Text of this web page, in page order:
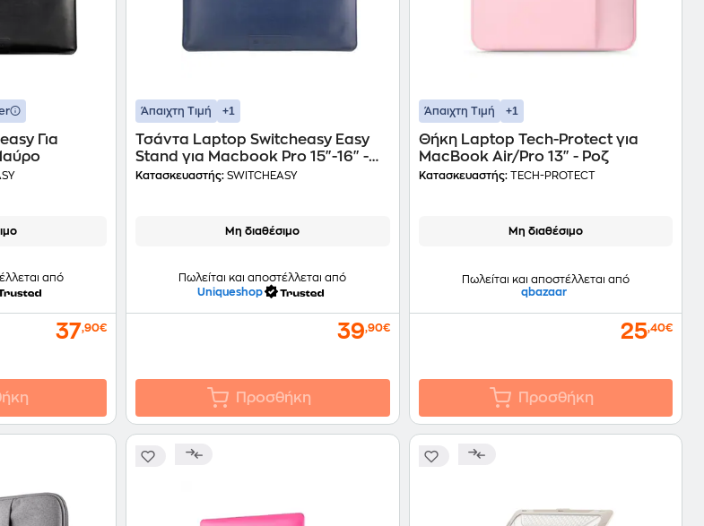
Για
από
37,90€
Άπαιχτη Τιμή +1
Τσάντα Laptop Switcheasy Easy
Stand για Macbook Pro 15"-16" -
Μπλε
Κατασκευαστής: SWITCHEASY
Μη διαθέσιμο
Πωλείται και αποστέλλεται από
Uniqueshop
39,90€
Προσθήκη
Άπαιχτη Τιμή +1
Θήκη Laptop Tech-Protect για
MacBook Air/Pro 13" - Ροζ
Κατασκευαστής:TECH-PROTECT
Μη διαθέσιμο
Πωλείται και αποστέλλεται από
qbazaar
25,40€
Προσθήκη